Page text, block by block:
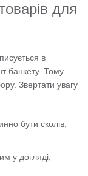
для
в
банкету. Тому
Звертати увагу
бути сколів,
у догляді,